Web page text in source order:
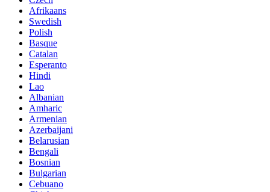
Afrikaans
Swedish
Polish
Basque
Catalan
Esperanto
Hindi
Lao
Albanian
Amharic
Armenian
Azerbaijani
Belarusian
Bengali
Bosnian
Bulgarian
Cebuano